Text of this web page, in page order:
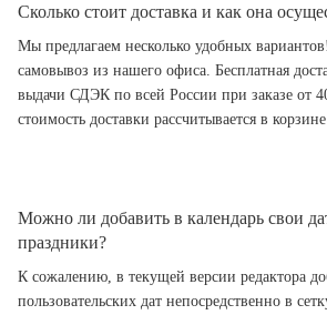
Сколько стоит доставка и как она
Мы предлагаем несколько удобных
самовывоз из нашего офиса. Бесплатная
выдачи СДЭК по всей России при заказе от
стоимость доставки рассчитывается в
Можно ли добавить в календарь свои
праздники?
К сожалению, в текущей версии редактора
пользовательских дат непосредственно в